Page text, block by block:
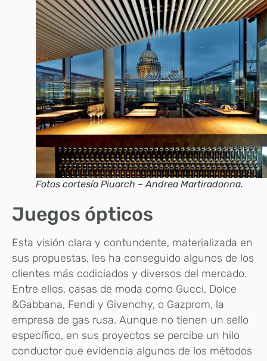
Fotos cortesía Piuarch – Andrea Martiradonna.
Juegos ópticos
Esta visión clara y contundente, materializada en
sus propuestas, les ha conseguido algunos de los
clientes más codiciados y diversos del mercado.
Entre ellos, casas de moda como Gucci, Dolce
&Gabbana, Fendi y Givenchy, o Gazprom, la
empresa de gas rusa. Aunque no tienen un sello
específico, en sus proyectos se percibe un hilo
conductor que evidencia algunos de los métodos